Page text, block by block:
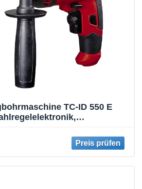
TC-ID 550 E
Zusatzhandgriff)